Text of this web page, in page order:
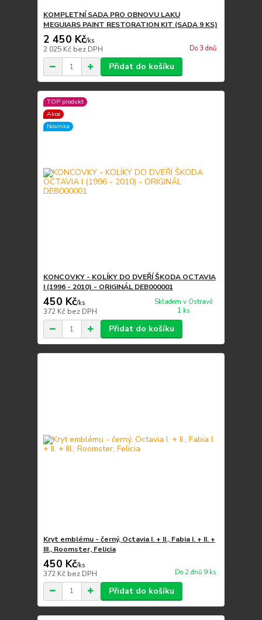
KOMPLETNÍ SADA PRO OBNOVU LAKU
MEGUIARS PAINT RESTORATION KIT (SADA 9 KS)
2 450 Kč/ks
2 025 Kč bez DPH Do 3 dnů
Přidat do košíku
TOP produkt
Akce
Novinka
KONCOVKY - KOLÍKY DO DVEŘÍ ŠKODA OCTAVIA
I (1996 - 2010) - ORIGINÁL DEB000001
450 Kč/ks
372 Kč bez DPH
Skladem v Ostravě
1 ks
Přidat do košíku
Kryt emblému - černý, Octavia I. + II., Fabia I. + II. +
III., Roomster, Felicia
450 Kč/ks
372 Kč bez DPH Do 2 dnů 9 ks
Přidat do košíku